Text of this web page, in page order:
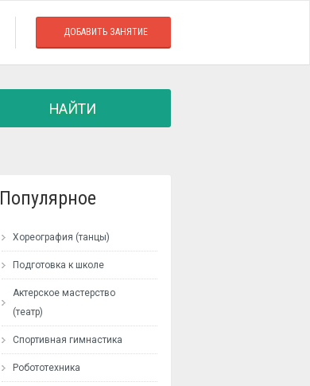
ДОБАВИТЬ ЗАНЯТИЕ
НАЙТИ
Популярное
Хореография (танцы)
Подготовка к школе
Актерское мастерство
(театр)
Спортивная гимнастика
Робототехника